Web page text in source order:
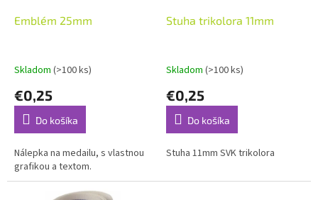
Emblém 25mm
Skladom (>100 ks)
€0,25
Do košíka
Nálepka na medailu, s vlastnou
grafikou a textom.
Stuha trikolora 11mm
Skladom (>100 ks)
€0,25
Do košíka
Stuha 11mm SVK trikolora